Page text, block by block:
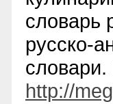
словарь
русско-
http://